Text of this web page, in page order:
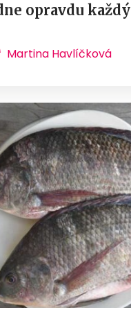
opravdu každý
Martina Havlíčková